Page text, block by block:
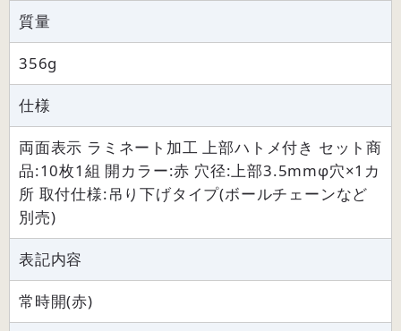
質量
356g
仕様
両面表示 ラミネート加工 上部ハトメ付き セット商
品:10枚1組 開カラー:赤 穴径:上部3.5mmφ穴×1カ
所 取付仕様:吊り下げタイプ(ボールチェーンなど
別売)
表記内容
常時開(赤)